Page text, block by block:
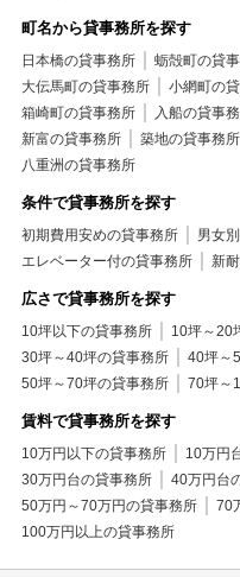
町名から貸事務所を探す
日本橋の貸事務所 蛎殻町の貸
大伝馬町の貸事務所
小網町の
箱崎町の貸事務所
入船の貸事
新富の貸事務所
築地の貸事務所
八重洲の貸事務所
条件で貸事務所を探す
初期費用安めの貸事務所
男女
エレベーター付の貸事務所
新
広さで貸事務所を探す
10坪以下の貸事務所 10坪～20
30坪～40坪の貸事務所
40坪～
50坪～70坪の貸事務所
70坪～
賃料で貸事務所を探す
10万円以下の貸事務所 10万円
30万円台の貸事務所
40万円台
50万円～70万円の貸事務所
70
100万円以上の貸事務所